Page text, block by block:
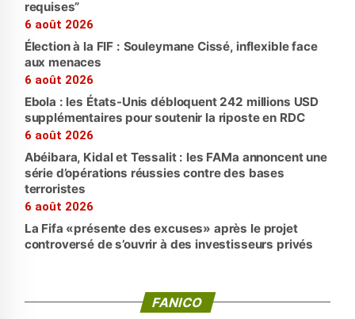
requises”
6 août 2026
Élection à la FIF : Souleymane Cissé, inflexible face
aux menaces
6 août 2026
Ebola : les États-Unis débloquent 242 millions USD
supplémentaires pour soutenir la riposte en RDC
6 août 2026
Abéibara, Kidal et Tessalit : les FAMa annoncent une
série d’opérations réussies contre des bases
terroristes
6 août 2026
La Fifa «présente des excuses» après le projet
controversé de s’ouvrir à des investisseurs privés
FANICO